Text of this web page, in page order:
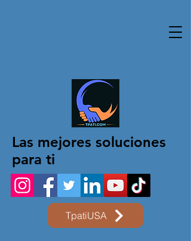
Las mejores soluciones
para ti
TpatiUSA